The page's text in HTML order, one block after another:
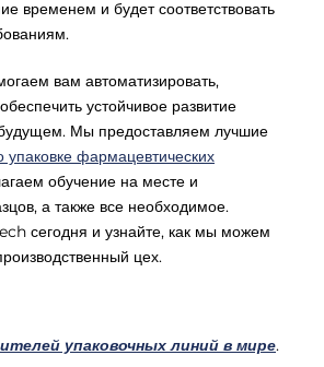
временем и будет соответствовать
вам автоматизировать,
устойчивое развитие
Мы предоставляем лучшие
упаковке фармацевтических
обучение на месте и
а также все необходимое.
сегодня и узнайте, как мы можем
цех.
упаковочных линий в мире.